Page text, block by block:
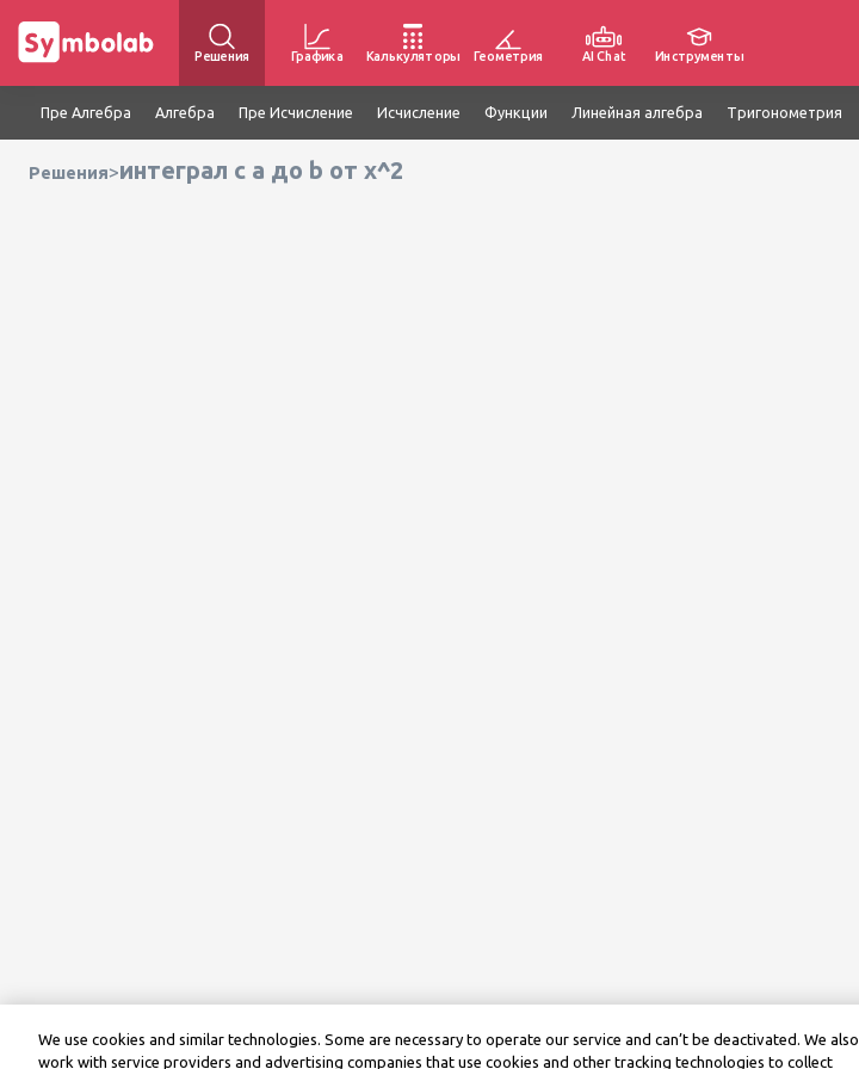
Решения Графика Калькуляторы Геометрия AI Chat Инструменты
Пре Алгебра Алгебра Пре Исчисление Исчисление Функции Линейная алгебра Тригонометрия
Решения>интеграл с a до b от x^2
We use cookies and similar technologies. Some are necessary to operate our service and can’t be deactivated. We also
work with service providers and advertising companies that use cookies and other tracking technologies to collect